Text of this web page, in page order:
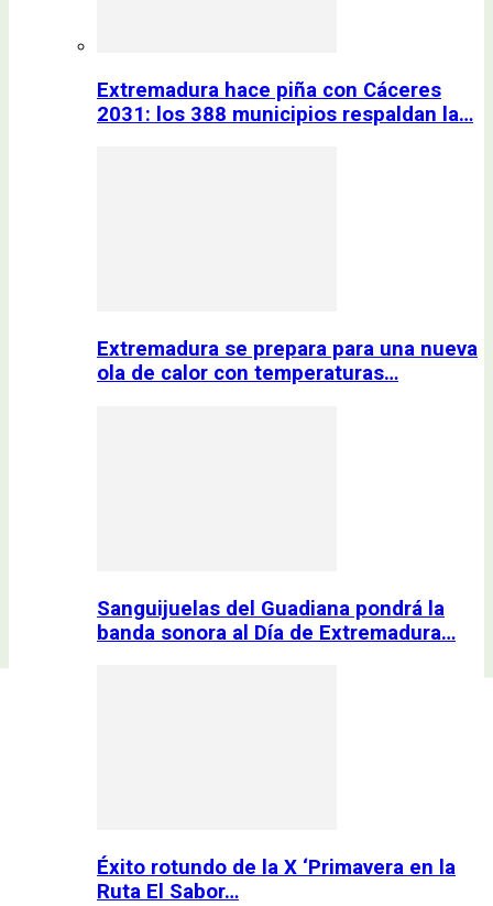
Extremadura hace piña con Cáceres
2031: los 388 municipios respaldan la…
Extremadura se prepara para una nueva
ola de calor con temperaturas…
Sanguijuelas del Guadiana pondrá la
banda sonora al Día de Extremadura…
Éxito rotundo de la X ‘Primavera en la
Ruta El Sabor…